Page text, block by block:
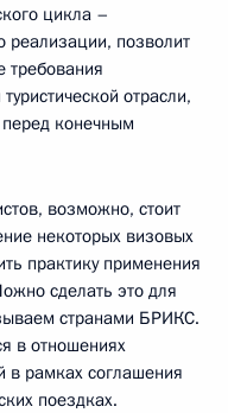
цикла –
реализации, позволит
требования
отрасли,
перед конечным
возможно, стоит
некоторых визовых
практику применения
сделать это для
странами БРИКС.
в отношениях
в рамках соглашения
поездках.